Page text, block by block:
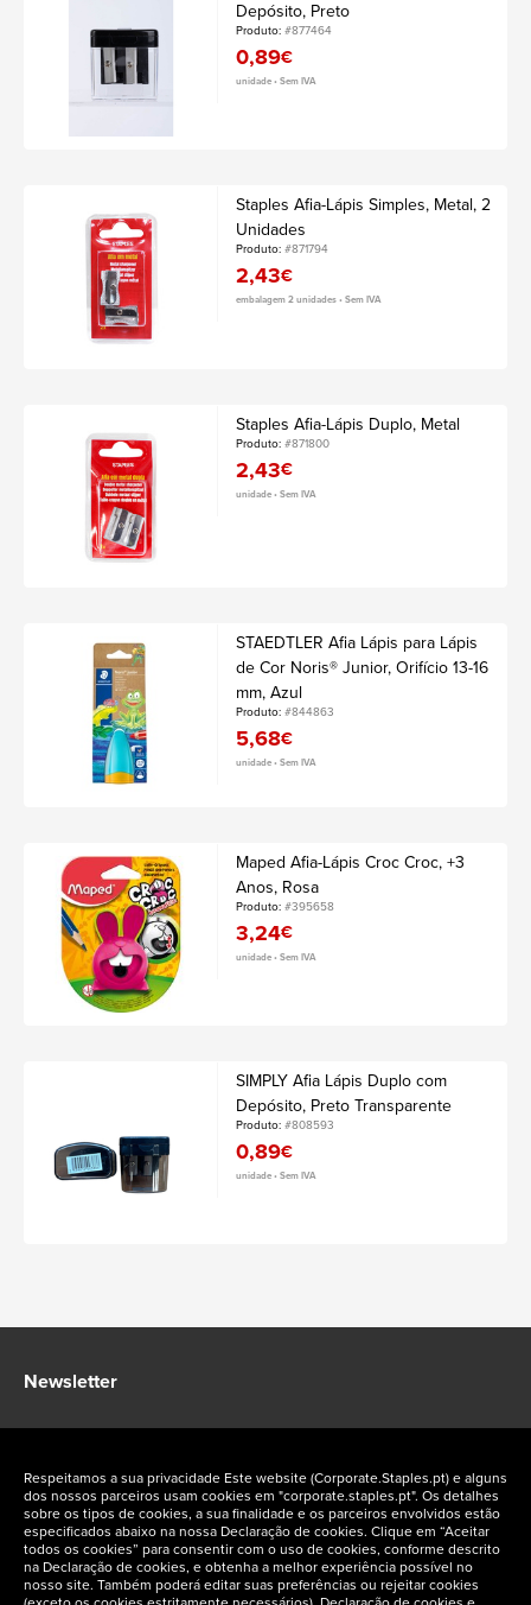
Depósito, Preto
Produto:#877464
0,89€
unidade • Sem IVA
Staples Afia-Lápis Simples, Metal, 2
Unidades
Produto:#871794
2,43€
embalagem 2 unidades • Sem IVA
Staples Afia-Lápis Duplo, Metal
Produto:#871800
2,43€
unidade • Sem IVA
STAEDTLER Afia Lápis para Lápis
de Cor Noris® Junior, Orifício 13-16
mm, Azul
Produto:#844863
5,68€
unidade • Sem IVA
Maped Afia-Lápis Croc Croc, +3
Anos, Rosa
Produto:#395658
3,24€
unidade • Sem IVA
SIMPLY Afia Lápis Duplo com
Depósito, Preto Transparente
Produto:#808593
0,89€
unidade • Sem IVA
Newsletter
Fique a par das ofertas exclusivas Staples Corporate
Siga-nos nas redes sociais
Respeitamos a sua privacidade Este website (Corporate.Staples.pt) e alguns
dos nossos parceiros usam cookies em "corporate.staples.pt". Os detalhes
sobre os tipos de cookies, a sua finalidade e os parceiros envolvidos estão
especificados abaixo na nossa Declaração de cookies. Clique em “Aceitar
todos os cookies” para consentir com o uso de cookies, conforme descrito
na Declaração de cookies, e obtenha a melhor experiência possível no
nosso site. Também poderá editar suas preferências ou rejeitar cookies